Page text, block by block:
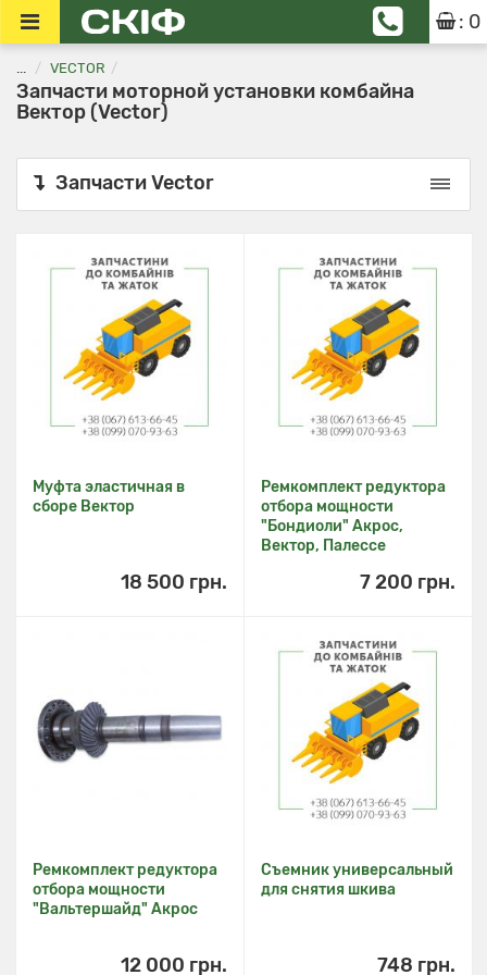
: 0
... VECTOR
Запчасти моторной установки комбайна
Вектор (Vector)
Запчасти Vector
Муфта эластичная в
сборе Вектор
18 500 грн.
Ремкомплект редуктора
отбора мощности
"Бондиоли" Акрос,
Вектор, Палессе
7 200 грн.
Ремкомплект редуктора
отбора мощности
"Вальтершайд" Акрос
12 000 грн.
Съемник универсальный
для снятия шкива
748 грн.